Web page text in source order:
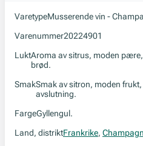
VaretypeMusserende vin -
Varenummer20224901
LuktAroma av sitrus, moden
brød.
SmakSmak av sitron, moden
avslutning.
FargeGyllengul.
Land, distriktFrankrike,